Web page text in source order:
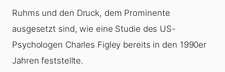
Ruhms und den Druck, dem Prominente
ausgesetzt sind, wie eine Studie des US-
Psychologen Charles Figley bereits in den 1990er
Jahren feststellte.